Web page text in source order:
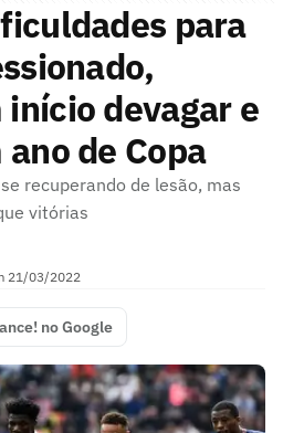
para
devagar e
de Copa
recuperando de lesão, mas
vitórias
21/03/2022
no Google